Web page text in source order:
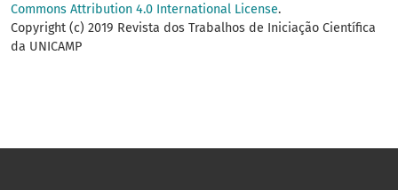
Commons Attribution 4.0 International License.
Copyright (c) 2019 Revista dos Trabalhos de Iniciação Científica
da UNICAMP